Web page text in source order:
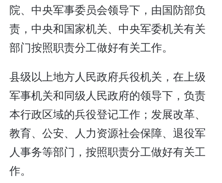
院、中央军事委员会领导下，由国防部负
责，中央和国家机关、中央军委机关有关
部门按照职责分工做好有关工作。
县级以上地方人民政府兵役机关，在上级
军事机关和同级人民政府的领导下，负责
本行政区域的兵役登记工作；发展改革、
教育、公安、人力资源社会保障、退役军
人事务等部门，按照职责分工做好有关工
作。